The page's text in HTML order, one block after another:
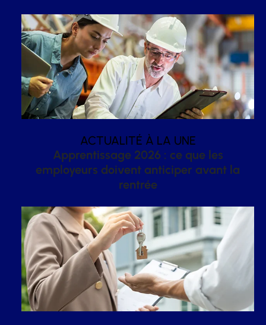
ACTUALITÉ À LA UNE
Apprentissage 2026 : ce que les
employeurs doivent anticiper avant la
rentrée